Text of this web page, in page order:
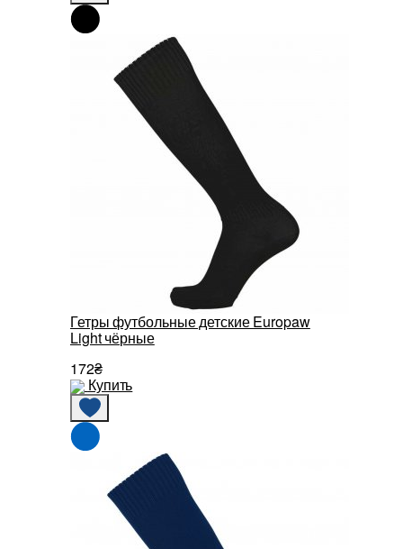
Гетры футбольные детские Europaw
Light чёрные
172₴
Купить